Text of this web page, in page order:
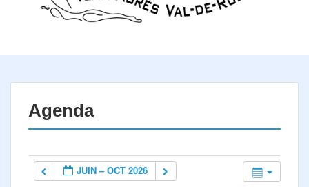
Agenda
JUIN – OCT 2026
La société
Résultats
Inscription
Comité